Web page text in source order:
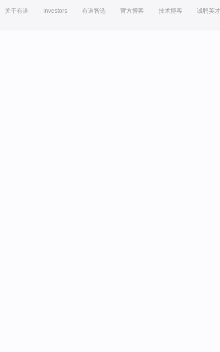
关于有道 Investors 有道智选 官方博客 技术博客 诚聘英才